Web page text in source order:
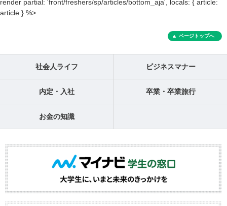
render partial: 'front/freshers/sp/articles/bottom_aja', locals: { article:
article } %>
ページトップへ
社会人ライフ ビジネスマナー
内定・入社 卒業・卒業旅行
お金の知識